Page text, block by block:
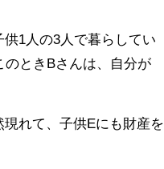
1人の3人で暮らしてい
のときBさんは、自分が
れて、子供Eにも財産を